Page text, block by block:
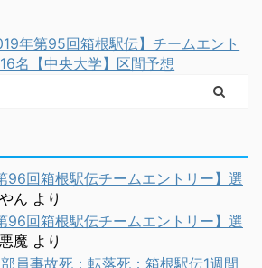
年第95回箱根駅伝】チームエント
名【中央大学】区間予想
回箱根駅伝チームエントリー】選
ん より
回箱根駅伝チームエントリー】選
魔 より
員事故死：転落死：箱根駅伝1週間